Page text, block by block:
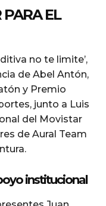
EL
no te limite’,
de Abel Antón,
y Premio
junto a Luis
del Movistar
de Aural Team
institucional